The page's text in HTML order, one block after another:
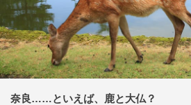
奈良……といえば、鹿と大仏？